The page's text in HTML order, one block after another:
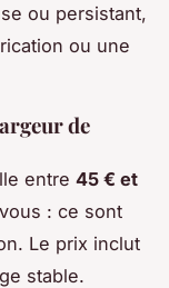
ou persistant,
ou une
de
entre 45 € et
: ce sont
Le prix inclut
stable.